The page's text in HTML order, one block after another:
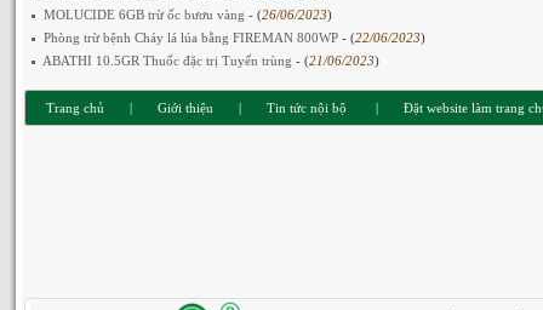
MOLUCIDE 6GB trừ ốc bươu vàng - (26/06/2023)
Phòng trừ bệnh Cháy lá lúa bằng FIREMAN 800WP - (22/06/2023)
ABATHI 10.5GR Thuốc đặc trị Tuyến trùng - (21/06/2023)
Trang chủ | Giới thiệu | Tin tức nội bộ | Đặt website làm trang